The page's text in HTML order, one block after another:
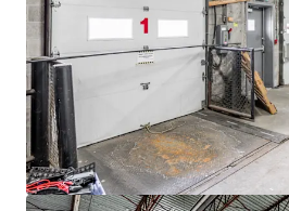
24 Ovens Avenue, New Westminster
24 Ovens Avenue, New Westminster,
2 318 mètres carrés
Industriel et logistique Détail